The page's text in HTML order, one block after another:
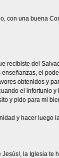
con una buena
recibiste del
el
obtenidos y
el infortunio
y pido para mi
y hacer luego
la Iglesia